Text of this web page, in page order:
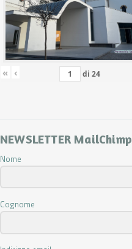
« ‹ di 24
NEWSLETTER MailChimp
Nome
Cognome